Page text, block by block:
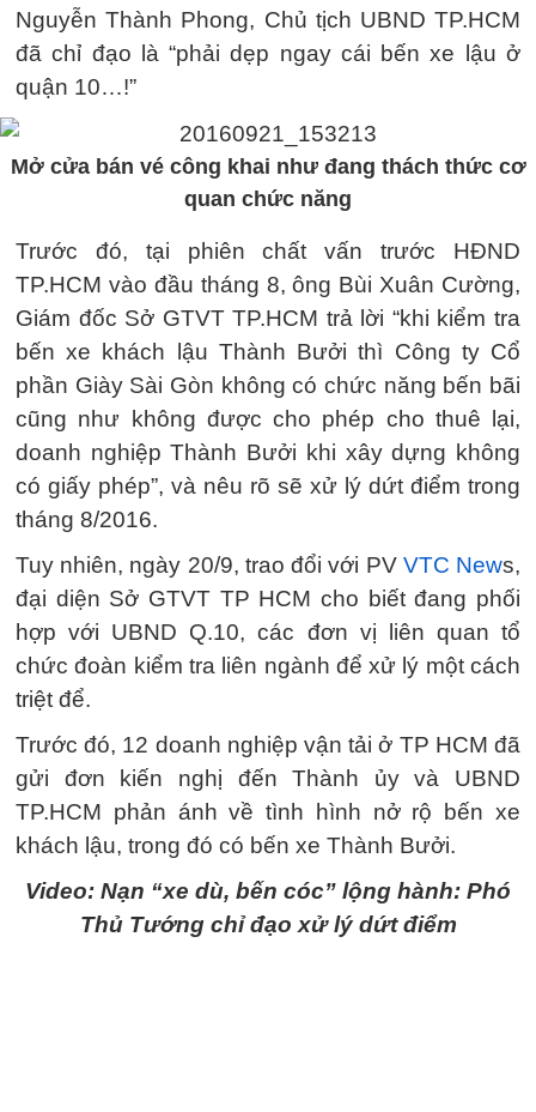
Nguyễn Thành Phong, Chủ tịch UBND TP.HCM
đã chỉ đạo là “phải dẹp ngay cái bến xe lậu ở
quận 10…!”
Mở cửa bán vé công khai như đang thách thức cơ
quan chức năng
Trước đó, tại phiên chất vấn trước HĐND
TP.HCM vào đầu tháng 8, ông Bùi Xuân Cường,
Giám đốc Sở GTVT TP.HCM trả lời “khi kiểm tra
bến xe khách lậu Thành Bưởi thì Công ty Cổ
phần Giày Sài Gòn không có chức năng bến bãi
cũng như không được cho phép cho thuê lại,
doanh nghiệp Thành Bưởi khi xây dựng không
có giấy phép”, và nêu rõ sẽ xử lý dứt điểm trong
tháng 8/2016.
Tuy nhiên, ngày 20/9, trao đổi với PV VTC News,
đại diện Sở GTVT TP HCM cho biết đang phối
hợp với UBND Q.10, các đơn vị liên quan tổ
chức đoàn kiểm tra liên ngành để xử lý một cách
triệt để.
Trước đó, 12 doanh nghiệp vận tải ở TP HCM đã
gửi đơn kiến nghị đến Thành ủy và UBND
TP.HCM phản ánh về tình hình nở rộ bến xe
khách lậu, trong đó có bến xe Thành Bưởi.
Video: Nạn “xe dù, bến cóc” lộng hành: Phó
Thủ Tướng chỉ đạo xử lý dứt điểm